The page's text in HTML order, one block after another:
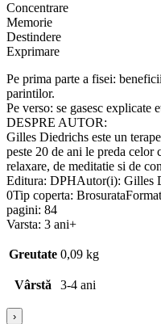
Concentrare
Memorie
Destindere
Exprimare
Pe prima parte a fisei:
parintilor.
Pe verso: se gasesc explicate
DESPRE AUTOR:
Gilles Diedrichs este un
peste 20 de ani le preda
relaxare, de meditatie si de
Editura: DPHAutor(i): Gilles
0Tip coperta:
pagini: 84
Varsta: 3 ani+
Greutate 0,09 kg
Vârstă 3-4 ani
›